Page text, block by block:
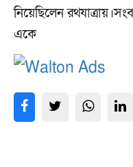
নিয়েছিলেন
একে